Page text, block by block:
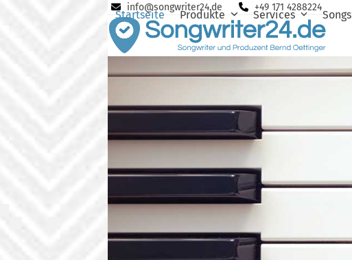
info@songwriter24.de +49 171 4288224
Startseite Produkte Services Songs